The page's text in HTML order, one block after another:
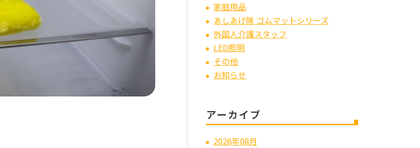
家庭用品
あしあげ隊 ゴムマットシリーズ
外国人介護スタッフ
LED照明
その他
お知らせ
アーカイブ
2026年08月